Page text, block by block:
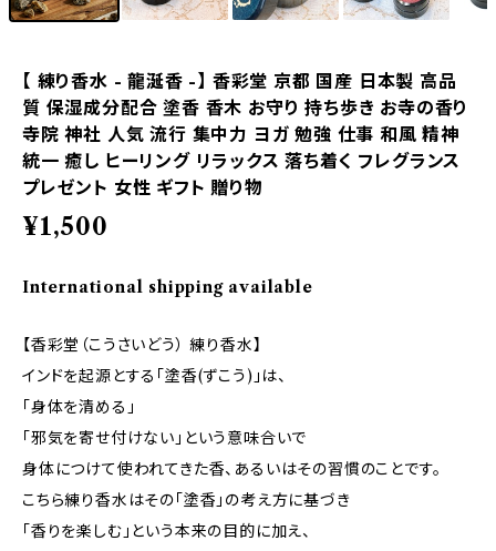
【 練り香水 - 龍涎香 -】 香彩堂 京都 国産 日本製 高品
質 保湿成分配合 塗香 香木 お守り 持ち歩き お寺の香り
寺院 神社 人気 流行 集中力 ヨガ 勉強 仕事 和風 精神
統一 癒し ヒーリング リラックス 落ち着く フレグランス
プレゼント 女性 ギフト 贈り物
¥1,500
International shipping available
【香彩堂（こうさいどう） 練り香水】
インドを起源とする「塗香(ずこう)」は、
「身体を清める」
「邪気を寄せ付けない」という意味合いで
身体につけて使われてきた香、あるいはその習慣のことです。
こちら練り香水はその「塗香」の考え方に基づき
「香りを楽しむ」という本来の目的に加え、